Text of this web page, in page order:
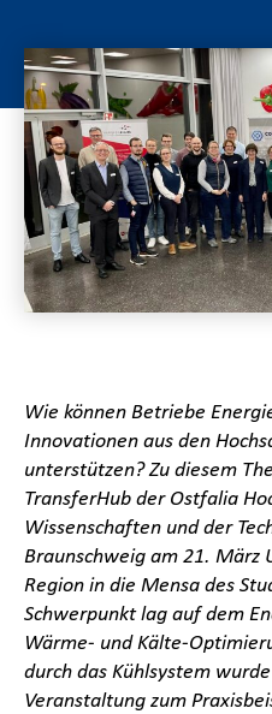
Wie können Betriebe
Innovationen aus den
unterstützen? Zu diesem
TransferHub der Ostfalia
Wissenschaften und der
Braunschweig am 21. März
Region in die Mensa des
Schwerpunkt lag auf dem
Wärme- und Kälte-
durch das Kühlsystem
Veranstaltung zum